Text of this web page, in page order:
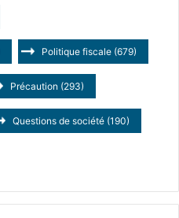
Politique fiscale (679)
Précaution (293)
Questions de société (190)